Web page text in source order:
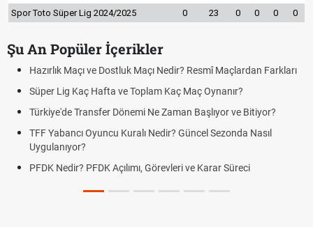
Spor Toto Süper Lig 2024/2025 0 23 0 0 0 0
Şu An Popüler İçerikler
Hazırlık Maçı ve Dostluk Maçı Nedir? Resmî Maçlardan Farkları
Süper Lig Kaç Hafta ve Toplam Kaç Maç Oynanır?
Türkiye'de Transfer Dönemi Ne Zaman Başlıyor ve Bitiyor?
TFF Yabancı Oyuncu Kuralı Nedir? Güncel Sezonda Nasıl
Uygulanıyor?
PFDK Nedir? PFDK Açılımı, Görevleri ve Karar Süreci